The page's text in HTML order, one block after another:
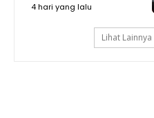
4 hari yang lalu
Lihat Lainnya